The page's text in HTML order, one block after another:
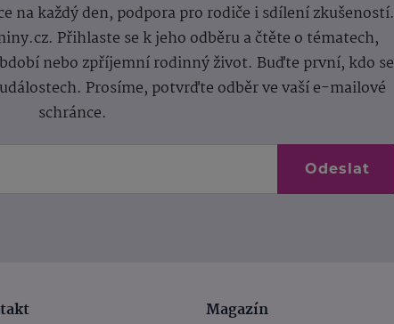
na každý den, podpora pro rodiče i sdílení zkušeností.
Přihlaste se k jeho odběru a čtěte o tématech,
nebo zpříjemní rodinný život. Buďte první, kdo se
Prosíme, potvrďte odběr ve vaší e-mailové
schránce.
Odeslat
Magazín